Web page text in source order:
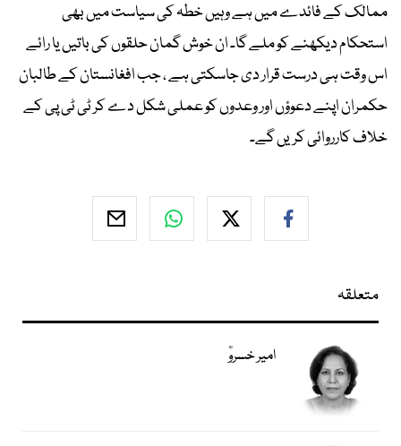
ممالک کے فائدے میں ہے وہیں خطہ کی سیاست میں بھی
استحکام دیکھنے کو ملے گا۔ ان خوش گمان حلقوں کی باتیں یا رائے
اس وقت ہی درست قرار دی جاسکتی ہے ، جب افغانستان کے طالبان
حکمران اپنے دعوؤں اور وعدوں کو عملی شکل دے کر ٹی ٹی پی کے
خلاف کارروائی کریں گے۔
متعلقہ
امیر خسروؒ